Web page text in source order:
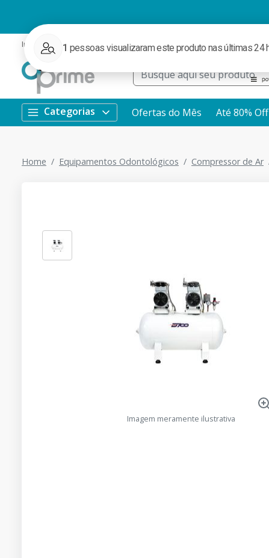
Institucional Ofertas Redes Sociais Rastrear Pedido WhatsApp
Categorias Ofertas do Mês Até 80% Off
Home Equipamentos Odontológicos Compressor de Ar
Imagem meramente ilustrativa